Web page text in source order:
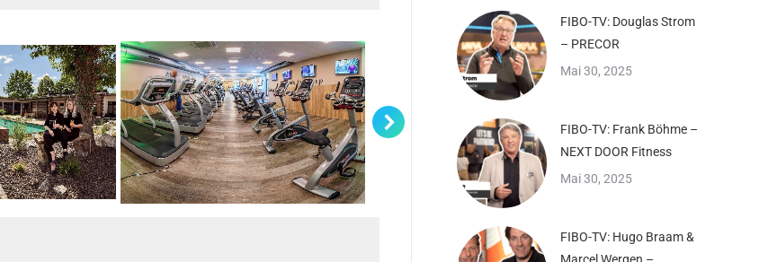
FIBO-TV: Douglas Strom
– PRECOR
Mai 30, 2025
FIBO-TV: Frank Böhme –
NEXT DOOR Fitness
Mai 30, 2025
FIBO-TV: Hugo Braam &
Marcel Wergen –